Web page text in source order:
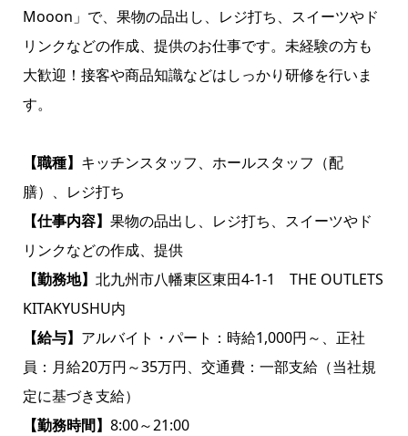
Mooon」で、果物の品出し、レジ打ち、スイーツやド
リンクなどの作成、提供のお仕事です。未経験の方も
大歓迎！接客や商品知識などはしっかり研修を行いま
す。
【職種】 キッチンスタッフ、ホールスタッフ（配
膳）、レジ打ち
【仕事内容】 果物の品出し、レジ打ち、スイーツやド
リンクなどの作成、提供
【勤務地】 北九州市八幡東区東田4-1-1 THE OUTLETS
KITAKYUSHU内
【給与】 アルバイト・パート：時給1,000円～、正社
員：月給20万円～35万円、交通費：一部支給（当社規
定に基づき支給）
【勤務時間】 8:00～21:00